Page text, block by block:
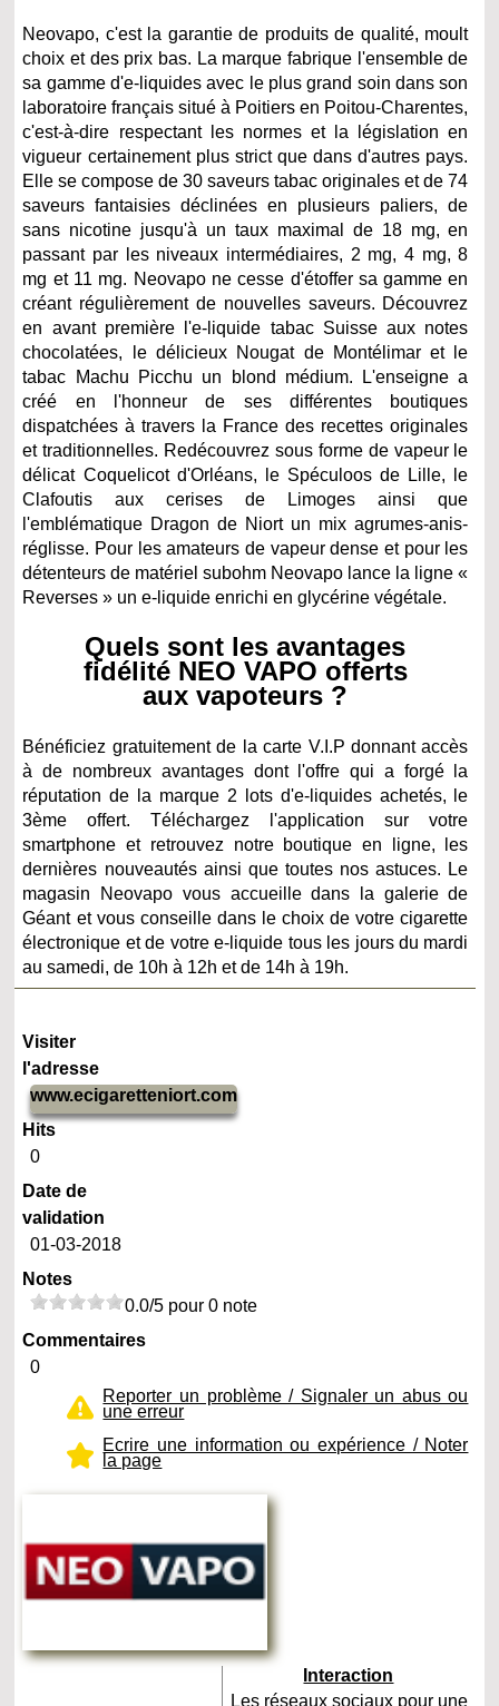
Neovapo, c'est la garantie de produits de qualité, moult
choix et des prix bas. La marque fabrique l'ensemble de
sa gamme d'e-liquides avec le plus grand soin dans son
laboratoire français situé à Poitiers en Poitou-Charentes,
c'est-à-dire respectant les normes et la législation en
vigueur certainement plus strict que dans d'autres pays.
Elle se compose de 30 saveurs tabac originales et de 74
saveurs fantaisies déclinées en plusieurs paliers, de
sans nicotine jusqu'à un taux maximal de 18 mg, en
passant par les niveaux intermédiaires, 2 mg, 4 mg, 8
mg et 11 mg. Neovapo ne cesse d'étoffer sa gamme en
créant régulièrement de nouvelles saveurs. Découvrez
en avant première l'e-liquide tabac Suisse aux notes
chocolatées, le délicieux Nougat de Montélimar et le
tabac Machu Picchu un blond médium. L'enseigne a
créé en l'honneur de ses différentes boutiques
dispatchées à travers la France des recettes originales
et traditionnelles. Redécouvrez sous forme de vapeur le
délicat Coquelicot d'Orléans, le Spéculoos de Lille, le
Clafoutis aux cerises de Limoges ainsi que
l'emblématique Dragon de Niort un mix agrumes-anis-
réglisse. Pour les amateurs de vapeur dense et pour les
détenteurs de matériel subohm Neovapo lance la ligne «
Reverses » un e-liquide enrichi en glycérine végétale.
Quels sont les avantages
fidélité NEO VAPO offerts
aux vapoteurs ?
Bénéficiez gratuitement de la carte V.I.P donnant accès
à de nombreux avantages dont l'offre qui a forgé la
réputation de la marque 2 lots d'e-liquides achetés, le
3ème offert. Téléchargez l'application sur votre
smartphone et retrouvez notre boutique en ligne, les
dernières nouveautés ainsi que toutes nos astuces. Le
magasin Neovapo vous accueille dans la galerie de
Géant et vous conseille dans le choix de votre cigarette
électronique et de votre e-liquide tous les jours du mardi
au samedi, de 10h à 12h et de 14h à 19h.
Visiter
l'adresse
www.ecigaretteniort.com
Hits
0
Date de
validation
01-03-2018
Notes
0.0/5 pour 0 note
Commentaires
0
Reporter un problème / Signaler un abus ou
une erreur
Ecrire une information ou expérience / Noter
la page
Interaction
Les réseaux sociaux pour une